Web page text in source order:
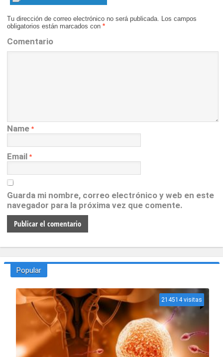
Tu dirección de correo electrónico no será publicada. Los campos
obligatorios están marcados con *
Comentario
Name *
Email *
Guarda mi nombre, correo electrónico y web en este
navegador para la próxima vez que comente.
Popular
214514 visitas